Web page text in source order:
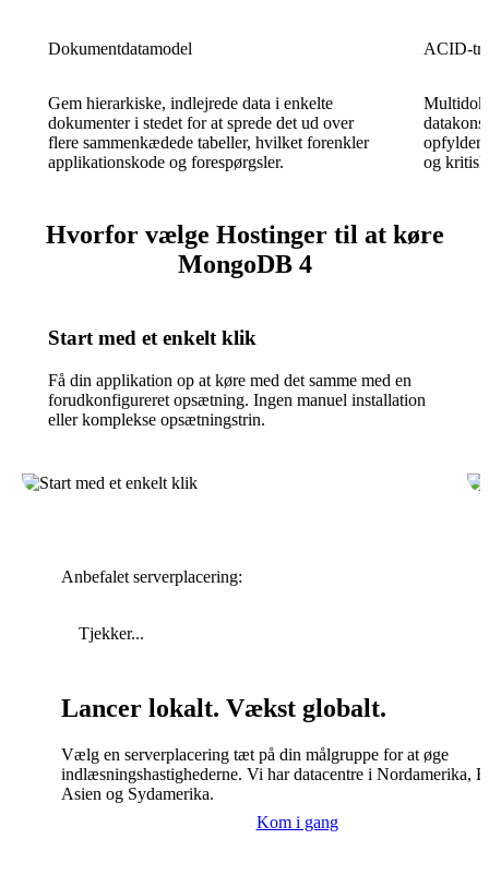
Dokumentdatamodel
Gem hierarkiske, indlejrede data i enkelte
dokumenter i stedet for at sprede det ud over
flere sammenkædede tabeller, hvilket forenkler
applikationskode og forespørgsler.
ACID-
opfylder
og
Hvorfor vælge Hostinger til at køre
MongoDB 4
Start med et enkelt klik
Få din applikation op at køre med det samme med en
forudkonfigureret opsætning. Ingen manuel installation
eller komplekse opsætningstrin.
Anbefalet serverplacering:
Tjekker...
Lancer lokalt. Vækst globalt.
Vælg en serverplacering tæt på din målgruppe for at øge
indlæsningshastighederne. Vi har datacentre i Nordamerika,
Asien og Sydamerika.
Kom i gang